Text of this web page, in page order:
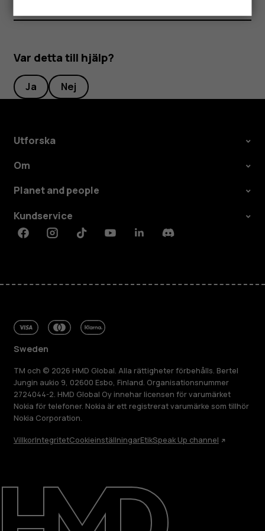
Reparera, återanvända, återvinna
Hållbarhet
Kundservice
Var detta till hjälp?
Ja Nej
Utforska
Om
Planet and people
Kundservice
FacebookInstagramTiktokYoutubeLinkedinDiscord
Sweden
TM och © 2026 HMD Global. Alla rättigheter förbehålls. Bertel
Jungin aukio 9, 02600 Esbo, Finland. Organisationsnummer
2724044-2. HMD Global Oy innehar licensen för varumärket
Nokia för telefoner. Nokia är ett registrerat varumärke som tillhör
Nokia Corporation.
VillkorIntegritetCookieinställningarEtikSpeak Up channel